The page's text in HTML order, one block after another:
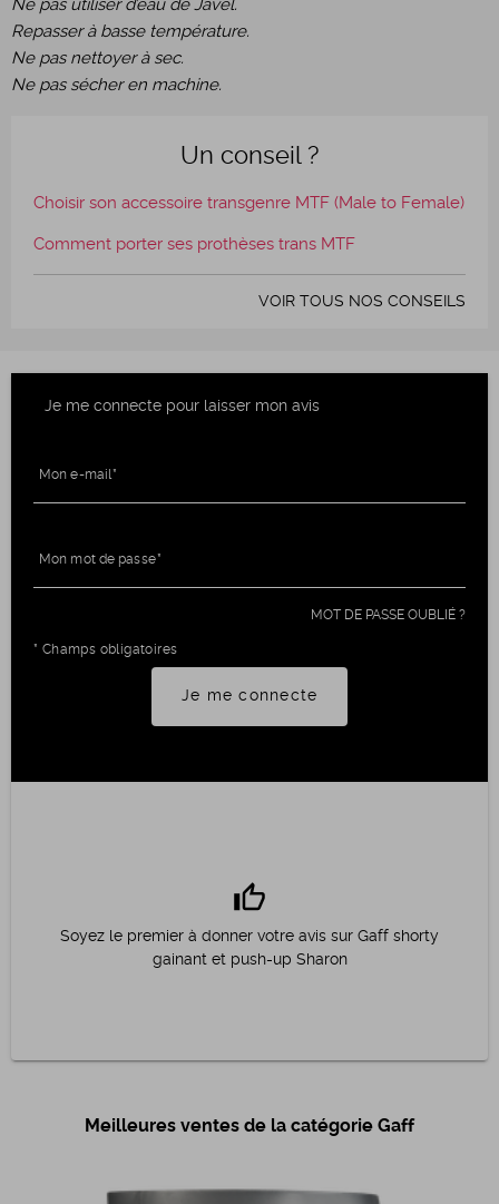
Ne pas utiliser d’eau de Javel.
Repasser à basse température.
Ne pas nettoyer à sec.
Ne pas sécher en machine.
Un conseil ?
Choisir son accessoire transgenre MTF (Male to Female)
Comment porter ses prothèses trans MTF
VOIR TOUS NOS CONSEILS
Je me connecte pour laisser mon avis
* Champs obligatoires
Mon e-mail
Mon mot de passe
MOT DE PASSE OUBLIÉ ?
Je me connecte
thumb_up
Soyez le premier à donner votre avis sur Gaff shorty
gainant et push-up Sharon
Meilleures ventes de la catégorie Gaff